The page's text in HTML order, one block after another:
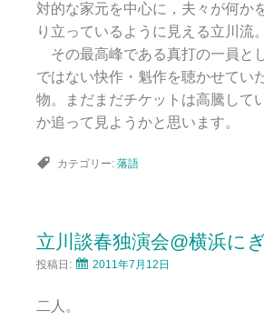
対的な家元を中心に，夫々が何か
り立っているように見える立川流。
その最高峰である真打の一員と
ではない快作・魁作を聴かせてい
物。まだまだチケットは高騰して
か追って見ようかと思います。
カテゴリー: 落語
立川談春独演会@横浜に
投稿日: 2011年7月12日
二人。